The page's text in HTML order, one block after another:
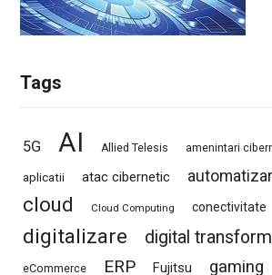
Tags
5G AI Allied Telesis amenintari
aplicatii atac cibernetic
cloud Cloud Computing conectivitate
digitalizare digital
eCommerce ERP Fujitsu gaming